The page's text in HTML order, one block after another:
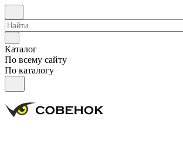
Каталог
По всему сайту
По каталогу